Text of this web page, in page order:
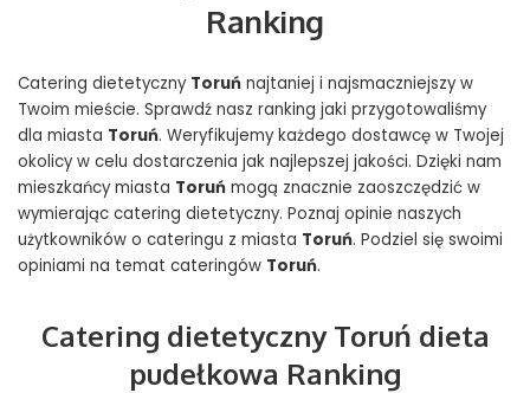
Ranking
Catering dietetyczny Toruń najtaniej i najsmaczniejszy w
Twoim mieście. Sprawdź nasz ranking jaki przygotowaliśmy
dla miasta Toruń. Weryfikujemy każdego dostawcę w Twojej
okolicy w celu dostarczenia jak najlepszej jakości. Dzięki nam
mieszkańcy miasta Toruń mogą znacznie zaoszczędzić w
wymierając catering dietetyczny. Poznaj opinie naszych
użytkowników o cateringu z miasta Toruń. Podziel się swoimi
opiniami na temat cateringów Toruń.
Catering dietetyczny Toruń dieta
pudełkowa Ranking